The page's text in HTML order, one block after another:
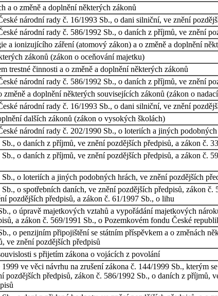
a o změně a doplnění některých zákonů
národní rady č. 16/1993 Sb., o dani silniční, ve znění
národní rady č. 586/1992 Sb., o daních z příjmů, ve znění
a ionizujícího záření (atomový zákon) a o změně a doplnění
zákonů (zákon o oceňování majetku)
trestné činnosti a o změně a doplnění některých zákonů
národní rady č. 586/1992 Sb., o daních z příjmů, ve znění
a doplnění některých souvisejících zákonů (zákon o
národní rady č. 16/1993 Sb., o dani silniční, ve znění
dalších zákonů (zákon o vysokých školách)
národní rady č. 202/1990 Sb., o loteriích a jiných
o daních z příjmů, ve znění pozdějších předpisů, a zákon č.
o daních z příjmů, ve znění pozdějších předpisů, a zákon č.
o loteriích a jiných podobných hrách, ve znění pozdějších
o spotřebních daních, ve znění pozdějších předpisů, zákon
pozdějších předpisů, a zákon č. 61/1997 Sb., o lihu
o úpravě majetkových vztahů a vypořádání majetkových
a zákon č. 569/1991 Sb., o Pozemkovém fondu České
o penzijním připojištění se státním příspěvkem a o změnách
ve znění pozdějších předpisů
s přijetím zákona o vojácích z povolání
ve věci návrhu na zrušení zákona č. 144/1999 Sb., kterým
pozdějších předpisů, zákon č. 586/1992 Sb., o daních z příjmů,